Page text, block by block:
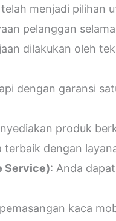
telah menjadi pilihan
pelanggan
dilakukan oleh
dengan garansi
produk
terbaik dengan
Service): Anda
kaca